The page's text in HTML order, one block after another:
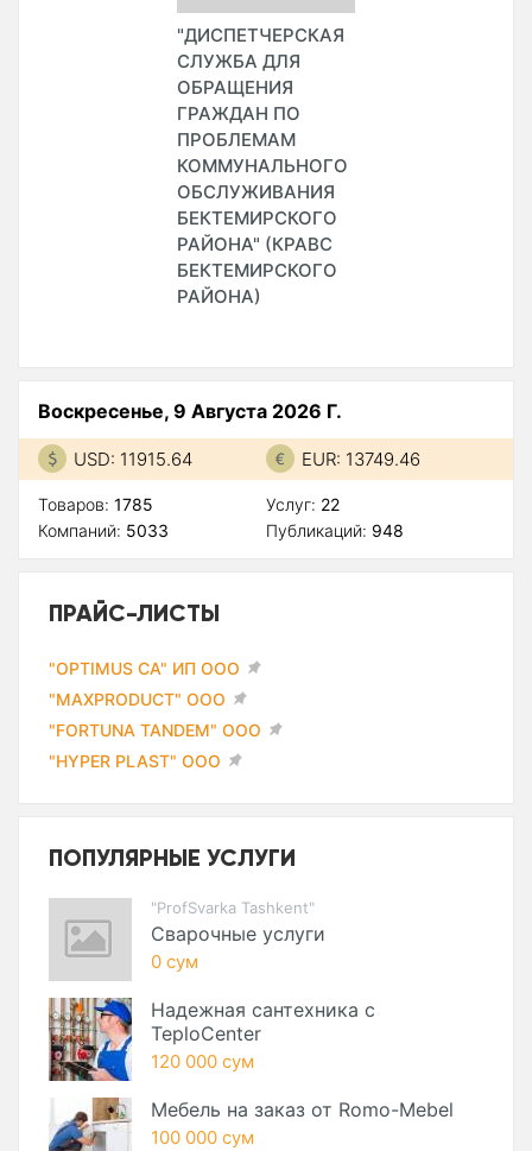
"ДИСПЕТЧЕРСКАЯ
СЛУЖБА ДЛЯ
ОБРАЩЕНИЯ
ГРАЖДАН ПО
ПРОБЛЕМАМ
КОММУНАЛЬНОГО
ОБСЛУЖИВАНИЯ
БЕКТЕМИРСКОГО
РАЙОНА" (КРАВС
БЕКТЕМИРСКОГО
РАЙОНА)
Воскресенье, 9 Августа 2026 Г.
USD: 11915.64 EUR: 13749.46
Товаров: 1785
Компаний: 5033
Услуг: 22
Публикаций: 948
ПРАЙС-ЛИСТЫ
"OPTIMUS CA" ИП ООО
"MAXPRODUCT" ООО
"FORTUNA TANDEM" ООО
"HYPER PLAST" ООО
ПОПУЛЯРНЫЕ УСЛУГИ
"ProfSvarka Tashkent"
Сварочные услуги
0 сум
Надежная сантехника с
TeploCenter
120 000 сум
Мебель на заказ от Romo-Mebel
100 000 сум